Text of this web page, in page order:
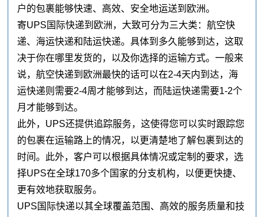
户的包裹能够快速、高效、安全地运送到欧洲。
寄UPS国际快递到欧洲，大致可分为三大类：航空快
递、海运快递和陆运快递。具体到多久能够到达，这取
决于你在哪里发货的，以及你选择的运输方式。一般来
说，航空快递到欧洲最快的话可以在2-4天内到达，海
运快递则需要2-4周才能够到达，而陆运快递需要1-2个
月才能够到达。
此外，UPS还提供追踪服务，这使得您可以实时跟踪您
的包裹在运输路上的情况，以更清楚地了解包裹到达的
时间。此外，客户可以根据具体情况或定制的要求，选
择UPS在全球170多个国家的分支机构，以便更快捷、
更有效地获取服务。
UPS国际快递以其全球覆盖范围、高效的服务质量和技